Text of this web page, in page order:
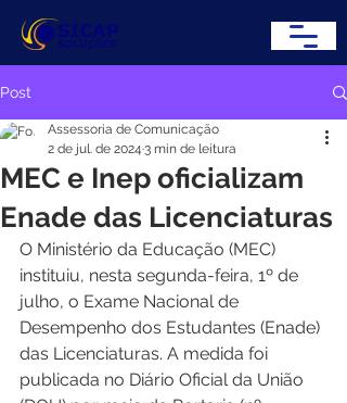
Post
MEC e Inep oficializam
Enade das Licenciaturas
Assessoria de Comunicação
2 de jul. de 2024 3 min de leitura
O Ministério da Educação (MEC)
instituiu, nesta segunda-feira, 1º de
julho, o Exame Nacional de
Desempenho dos Estudantes (Enade)
das Licenciaturas. A medida foi
publicada no Diário Oficial da União